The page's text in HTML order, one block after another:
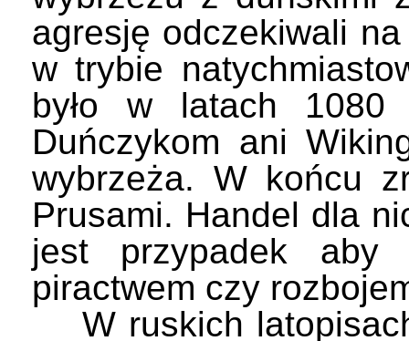
agresję odczekiwali
w trybie
było w latach
Duńczykom ani
wybrzeża. W końcu
Prusami. Handel dla
jest przypadek aby
piractwem czy
W ruskich